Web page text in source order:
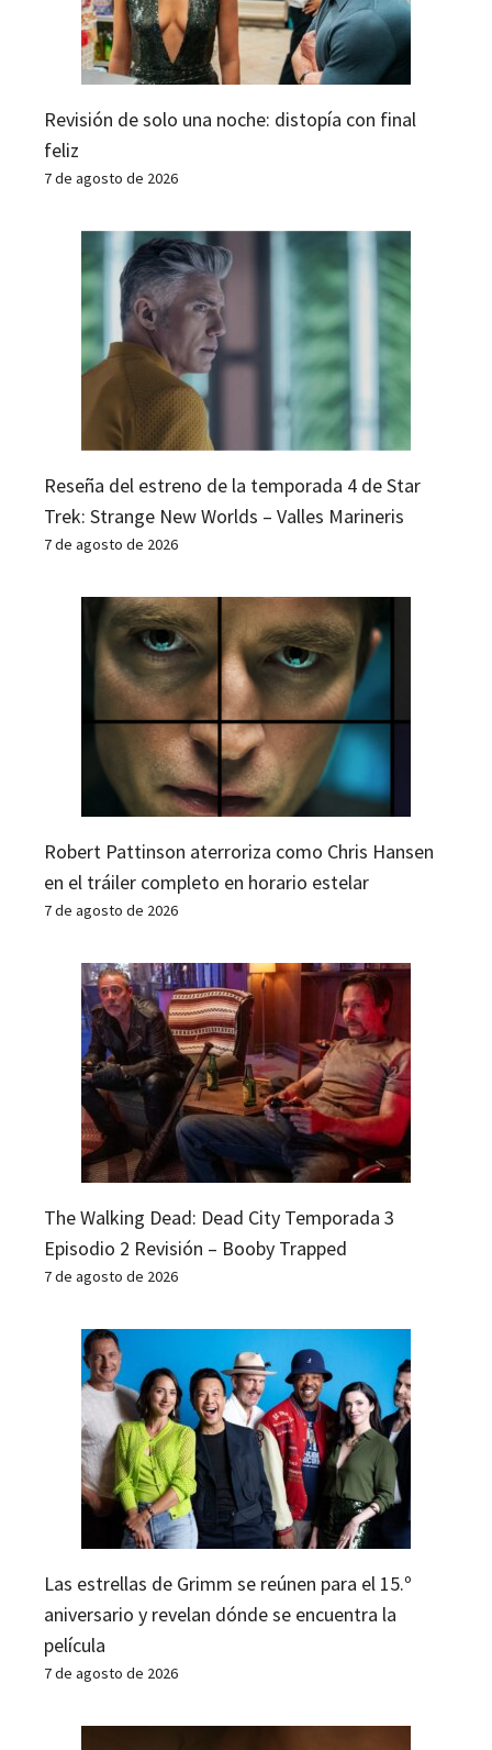
Revisión de solo una noche: distopía con final
feliz
7 de agosto de 2026
Reseña del estreno de la temporada 4 de Star
Trek: Strange New Worlds – Valles Marineris
7 de agosto de 2026
Robert Pattinson aterroriza como Chris Hansen
en el tráiler completo en horario estelar
7 de agosto de 2026
The Walking Dead: Dead City Temporada 3
Episodio 2 Revisión – Booby Trapped
7 de agosto de 2026
Las estrellas de Grimm se reúnen para el 15.º
aniversario y revelan dónde se encuentra la
película
7 de agosto de 2026